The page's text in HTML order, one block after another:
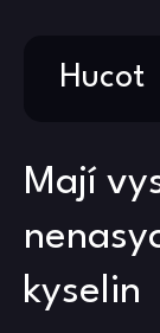
Hucot
Mají
kyselin